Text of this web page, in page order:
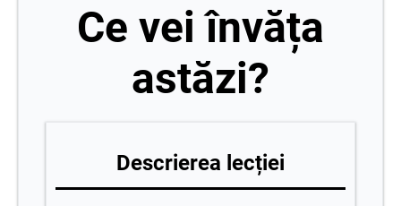
Ce vei învăța
astăzi?
Descrierea lecției